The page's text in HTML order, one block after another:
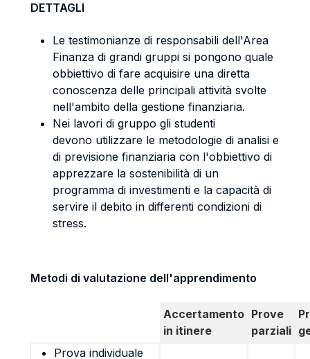
DETTAGLI
Le testimonianze di responsabili dell'Area
Finanza di grandi gruppi si pongono quale
obbiettivo di fare acquisire una diretta
conoscenza delle principali attività svolte
nell'ambito della gestione finanziaria.
Nei lavori di gruppo gli studenti
devono utilizzare le metodologie di analisi e
di previsione finanziaria con l'obbiettivo di
apprezzare la sostenibilità di un
programma di investimenti e la capacità di
servire il debito in differenti condizioni di
stress.
Metodi di valutazione dell'apprendimento
Accertamento
in itinere
Prove
parziali
Prova individuale